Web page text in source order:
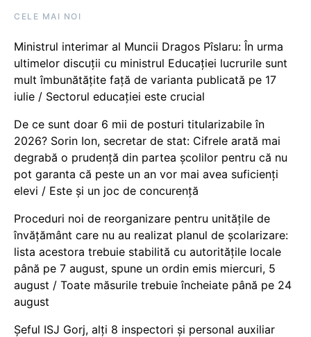
CELE MAI NOI
Ministrul interimar al Muncii Dragos Pîslaru: În urma
ultimelor discuții cu ministrul Educației lucrurile sunt
mult îmbunătățite față de varianta publicată pe 17
iulie / Sectorul educației este crucial
De ce sunt doar 6 mii de posturi titularizabile în
2026? Sorin Ion, secretar de stat: Cifrele arată mai
degrabă o prudență din partea școlilor pentru că nu
pot garanta că peste un an vor mai avea suficienți
elevi / Este și un joc de concurență
Proceduri noi de reorganizare pentru unitățile de
învățământ care nu au realizat planul de școlarizare:
lista acestora trebuie stabilită cu autoritățile locale
până pe 7 august, spune un ordin emis miercuri, 5
august / Toate măsurile trebuie încheiate până pe 24
august
Șeful ISJ Gorj, alți 8 inspectori și personal auxiliar